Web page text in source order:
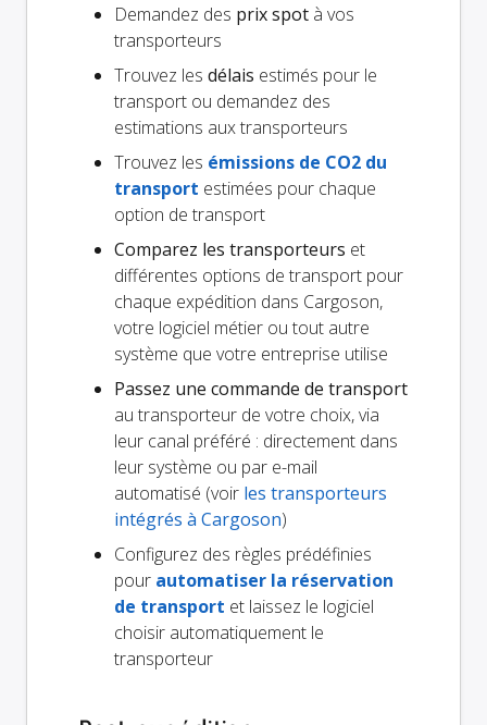
Demandez des prix spot à vos
transporteurs
Trouvez les délais estimés pour le
transport ou demandez des
estimations aux transporteurs
Trouvez les émissions de CO2 du
transport estimées pour chaque
option de transport
Comparez les transporteurs et
différentes options de transport pour
chaque expédition dans Cargoson,
votre logiciel métier ou tout autre
système que votre entreprise utilise
Passez une commande de transport
au transporteur de votre choix, via
leur canal préféré : directement dans
leur système ou par e-mail
automatisé (voir les transporteurs
intégrés à Cargoson)
Configurez des règles prédéfinies
pour automatiser la réservation
de transport et laissez le logiciel
choisir automatiquement le
transporteur